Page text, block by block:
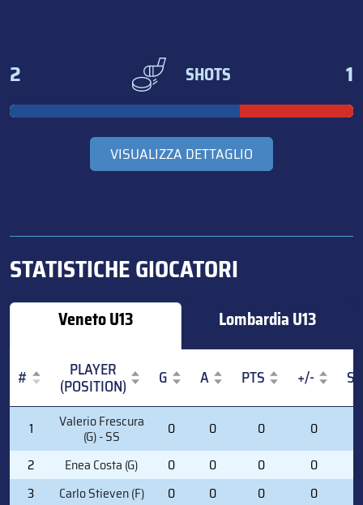
2 SHOTS 1
VISUALIZZA DETTAGLIO
STATISTICHE GIOCATORI
Veneto U13 Lombardia U13
# PLAYER
(POSITION) G A PTS +/-
S
PLAYER
(POSITION)
1 Valerio Frescura
(G) - SS 0 0 0 0
2
Enea Costa (G) 0 0 0 0
3
Carlo Stieven (F) 0 0 0 0